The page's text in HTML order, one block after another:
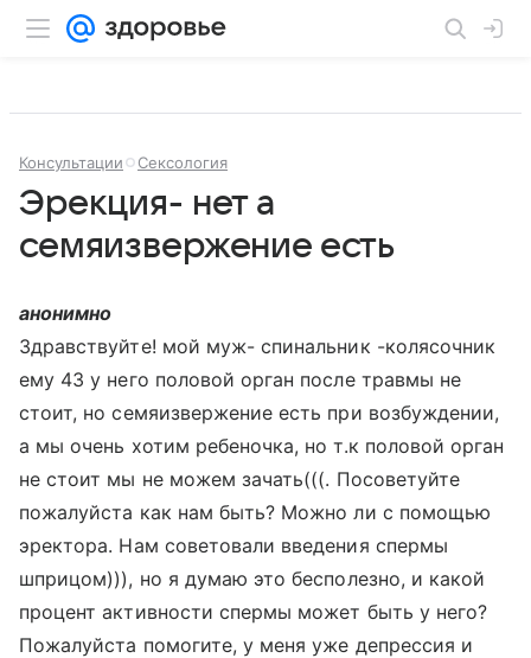
Консультации Сексология
Эрекция- нет а
семяизвержение есть
анонимно
Здравствуйте! мой муж- спинальник -колясочник
ему 43 у него половой орган после травмы не
стоит, но семяизвержение есть при возбуждении,
а мы очень хотим ребеночка, но т.к половой орган
не стоит мы не можем зачать(((. Посоветуйте
пожалуйста как нам быть? Можно ли с помощью
эректора. Нам советовали введения спермы
шприцом))), но я думаю это бесполезно, и какой
процент активности спермы может быть у него?
Пожалуйста помогите, у меня уже депрессия и